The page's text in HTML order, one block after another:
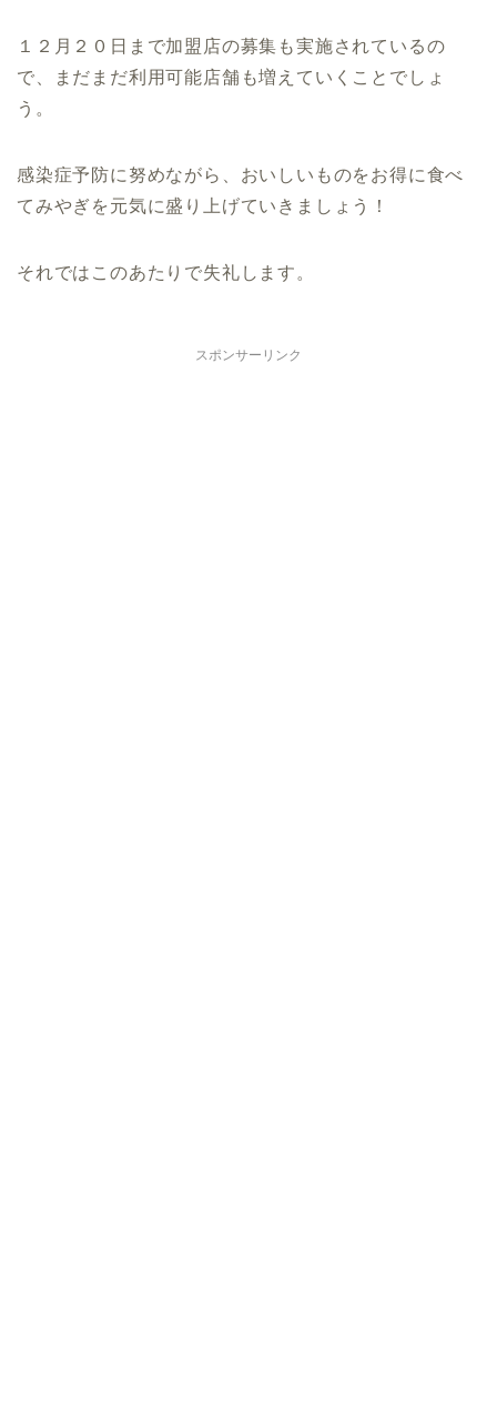
１２月２０日まで加盟店の募集も実施されているの
で、まだまだ利用可能店舗も増えていくことでしょ
う。
感染症予防に努めながら、おいしいものをお得に食べ
てみやぎを元気に盛り上げていきましょう！
それではこのあたりで失礼します。
スポンサーリンク